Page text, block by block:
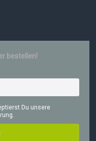
bestellen!
Du unsere